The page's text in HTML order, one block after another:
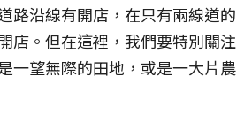
路沿線有開店，在只有兩線道的
店。但在這裡，我們要特別關注
一望無際的田地，或是一大片農